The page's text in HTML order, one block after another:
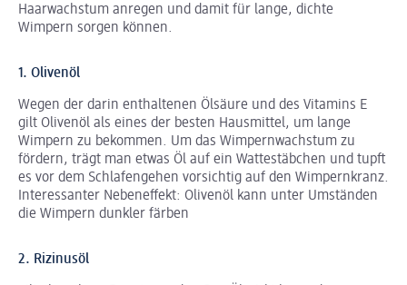
Haarwachstum anregen und damit für lange, dichte
Wimpern sorgen können.
1. Olivenöl
Wegen der darin enthaltenen Ölsäure und des Vitamins E
gilt Olivenöl als eines der besten Hausmittel, um lange
Wimpern zu bekommen. Um das Wimpernwachstum zu
fördern, trägt man etwas Öl auf ein Wattestäbchen und tupft
es vor dem Schlafengehen vorsichtig auf den Wimpernkranz.
Interessanter Nebeneffekt: Olivenöl kann unter Umständen
die Wimpern dunkler färben
2. Rizinusöl